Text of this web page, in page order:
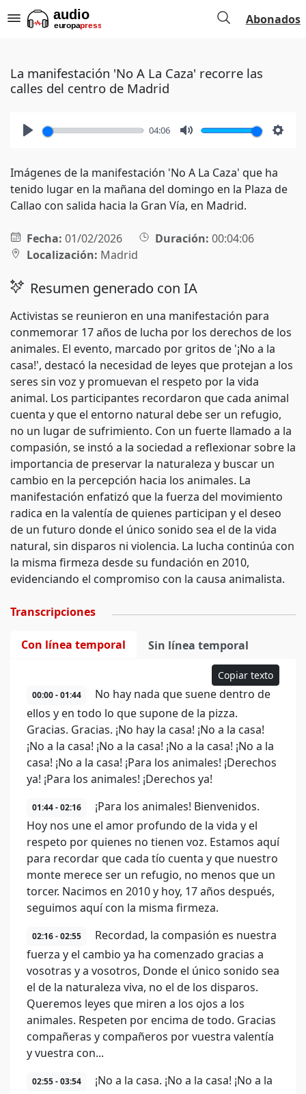
Abonados
La manifestación 'No A La Caza' recorre las
calles del centro de Madrid
04:06
Imágenes de la manifestación 'No A La Caza' que ha
tenido lugar en la mañana del domingo en la Plaza de
Callao con salida hacia la Gran Vía, en Madrid.
Fecha: 01/02/2026 Duración: 00:04:06
Localización: Madrid
Resumen generado con IA
Activistas se reunieron en una manifestación para
conmemorar 17 años de lucha por los derechos de los
animales. El evento, marcado por gritos de '¡No a la
casa!', destacó la necesidad de leyes que protejan a los
seres sin voz y promuevan el respeto por la vida
animal. Los participantes recordaron que cada animal
cuenta y que el entorno natural debe ser un refugio,
no un lugar de sufrimiento. Con un fuerte llamado a la
compasión, se instó a la sociedad a reflexionar sobre la
importancia de preservar la naturaleza y buscar un
cambio en la percepción hacia los animales. La
manifestación enfatizó que la fuerza del movimiento
radica en la valentía de quienes participan y el deseo
de un futuro donde el único sonido sea el de la vida
natural, sin disparos ni violencia. La lucha continúa con
la misma firmeza desde su fundación en 2010,
evidenciando el compromiso con la causa animalista.
Transcripciones
Con línea temporal Sin línea temporal
Copiar texto
00:00 - 01:44
No hay nada que suene dentro de
ellos y en todo lo que supone de la pizza.
Gracias. Gracias. ¡No hay la casa! ¡No a la casa!
¡No a la casa! ¡No a la casa! ¡No a la casa! ¡No a la
casa! ¡No a la casa! ¡Para los animales! ¡Derechos
ya! ¡Para los animales! ¡Derechos ya!
01:44 - 02:16
¡Para los animales! Bienvenidos.
Hoy nos une el amor profundo de la vida y el
respeto por quienes no tienen voz. Estamos aquí
para recordar que cada tío cuenta y que nuestro
monte merece ser un refugio, no menos que un
torcer. Nacimos en 2010 y hoy, 17 años después,
seguimos aquí con la misma firmeza.
02:16 - 02:55
Recordad, la compasión es nuestra
fuerza y el cambio ya ha comenzado gracias a
vosotras y a vosotros, Donde el único sonido sea
el de la naturaleza viva, no el de los disparos.
Queremos leyes que miren a los ojos a los
animales. Respeten por encima de todo. Gracias
compañeras y compañeros por vuestra valentía
y vuestra con...
02:55 - 03:54
¡No a la casa. ¡No a la casa! ¡No a la